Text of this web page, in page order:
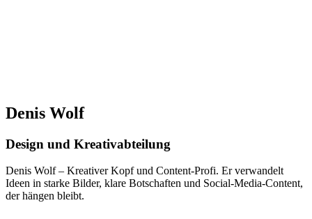
Denis Wolf
Design und Kreativabteilung
Denis Wolf – Kreativer Kopf und Content‑Profi. Er verwandelt
Ideen in starke Bilder, klare Botschaften und Social‑Media‑Content,
der hängen bleibt.